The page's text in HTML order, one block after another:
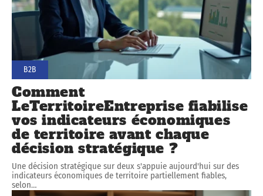
B2B
Comment
LeTerritoireEntreprise fiabilise
vos indicateurs économiques
de territoire avant chaque
décision stratégique ?
Une décision stratégique sur deux s'appuie aujourd'hui sur des
indicateurs économiques de territoire partiellement fiables,
selon…